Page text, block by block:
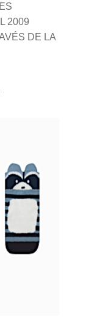
2009
DE LA